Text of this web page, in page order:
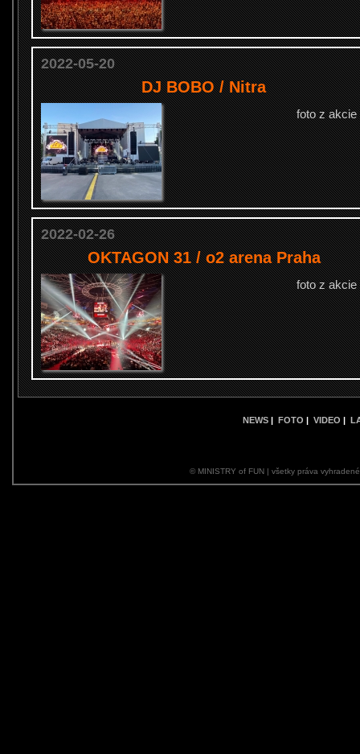
2022-05-20
DJ BOBO / Nitra
foto z akcie
2022-02-26
OKTAGON 31 / o2 arena Praha
foto z akcie
NEWS | FOTO | VIDEO |
© MINISTRY of FUN | všetky práva